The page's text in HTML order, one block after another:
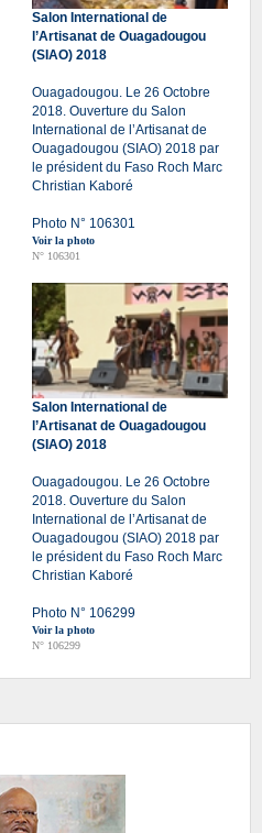
Salon International de
l’Artisanat de Ouagadougou
(SIAO) 2018
Ouagadougou. Le 26 Octobre
2018. Ouverture du Salon
International de l’Artisanat de
Ouagadougou (SIAO) 2018 par
le président du Faso Roch Marc
Christian Kaboré
Photo N° 106301
Voir la photo
N° 106301
Salon International de
l’Artisanat de Ouagadougou
(SIAO) 2018
Ouagadougou. Le 26 Octobre
2018. Ouverture du Salon
International de l’Artisanat de
Ouagadougou (SIAO) 2018 par
le président du Faso Roch Marc
Christian Kaboré
Photo N° 106299
Voir la photo
N° 106299